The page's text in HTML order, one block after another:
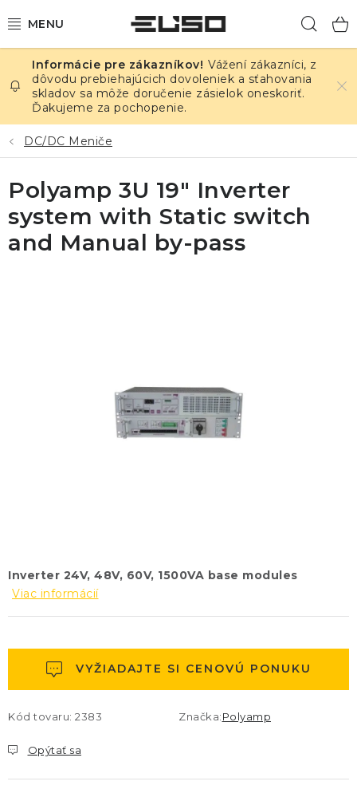
na
ELEKTRINA
TEPLOTA A VLHKOSŤ
TLAK A ÚNIKY
ZÁZNAMNÍKY
KALIBRÁCIA
Vážení zákazníci, z
dôvodu prebiehajúcich dovoleniek a sťahovania
skladov sa môže doručenie zásielok oneskoriť.
Ďakujeme za pochopenie.
DC/DC Meniče
Inverter 24V, 48V, 60V, 1500VA base modules
Viac informácií
VYŽIADAJTE SI CENOVÚ PONUKU
Kód tovaru: 2383 Značka:Polyamp
Opýtať sa
Polyamp 3U 19" Inverter
system with Static switch
and Manual by-pass